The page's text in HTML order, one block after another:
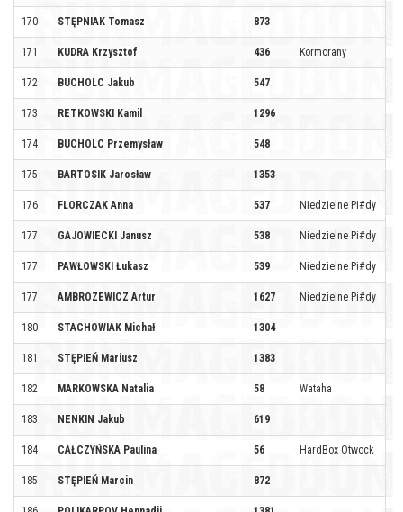
170 STĘPNIAK Tomasz 873
171 KUDRA Krzysztof 436 Kormorany
172 BUCHOLC Jakub 547
173 RETKOWSKI Kamil 1296
174 BUCHOLC Przemysław 548
175 BARTOSIK Jarosław 1353
176 FLORCZAK Anna 537 Niedzielne Pi#dy
177 GAJOWIECKI Janusz 538 Niedzielne Pi#dy
177 PAWŁOWSKI Łukasz 539 Niedzielne Pi#dy
177 AMBROZEWICZ Artur 1627 Niedzielne Pi#dy
180 STACHOWIAK Michał 1304
181 STĘPIEŃ Mariusz 1383
182 MARKOWSKA Natalia 58 Wataha
183 NENKIN Jakub 619
184 CAŁCZYŃSKA Paulina 56 HardBox Otwock
185 STĘPIEŃ Marcin 872